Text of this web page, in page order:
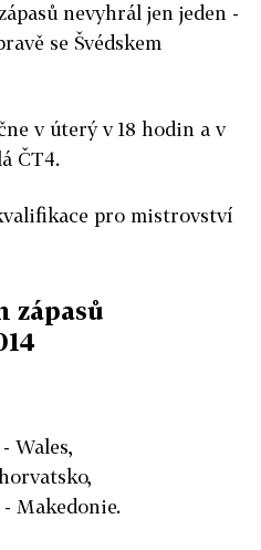
nevyhrál jen jeden -
se Švédskem
v úterý v 18 hodin a v
ČT4.
pro mistrovství
zápasů
Wales,
- Makedonie.